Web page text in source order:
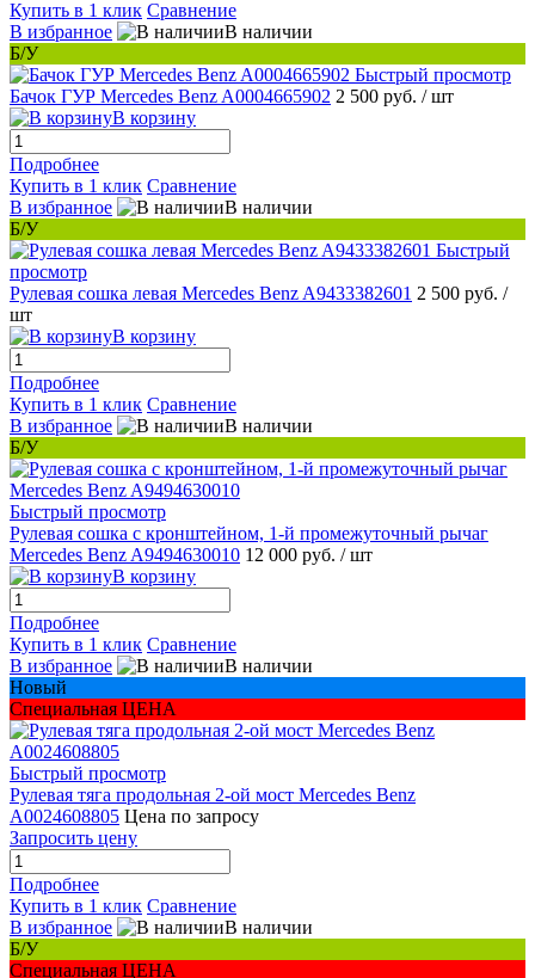
Купить в 1 клик Сравнение
В избранное
В наличии
Б/У
Быстрый просмотр
Бачок ГУР Mercedes Benz A0004665902 2 500 руб. / шт
В корзину
Подробнее
Купить в 1 клик Сравнение
В избранное
В наличии
Б/У
Быстрый
просмотр
Рулевая сошка левая Mercedes Benz A9433382601 2 500 руб. /
шт
В корзину
Подробнее
Купить в 1 клик Сравнение
В избранное
В наличии
Б/У
Быстрый просмотр
Рулевая сошка с кронштейном, 1-й промежуточный рычаг
Mercedes Benz A9494630010 12 000 руб. / шт
В корзину
Подробнее
Купить в 1 клик Сравнение
В избранное
В наличии
Новый
Специальная ЦЕНА
Быстрый просмотр
Рулевая тяга продольная 2-ой мост Mercedes Benz
A0024608805 Цена по запросу
Запросить цену
Подробнее
Купить в 1 клик Сравнение
В избранное
В наличии
Б/У
Специальная ЦЕНА